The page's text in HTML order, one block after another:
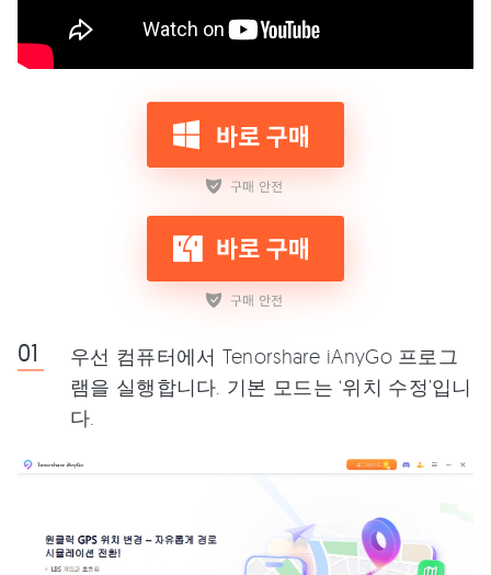
우선 컴퓨터에서 Tenorshare iAnyGo 프로그
램을 실행합니다. 기본 모드는 ‘위치 수정’입니
다.